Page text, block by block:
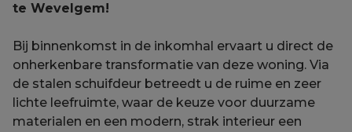
te Wevelgem!
Bij binnenkomst in de inkomhal ervaart u direct de
onherkenbare transformatie van deze woning. Via
de stalen schuifdeur betreedt u de ruime en zeer
lichte leefruimte, waar de keuze voor duurzame
materialen en een modern, strak interieur een